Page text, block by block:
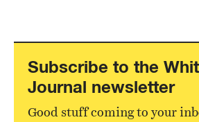
Subscribe to the
Journal newsletter
Good stuff coming to your